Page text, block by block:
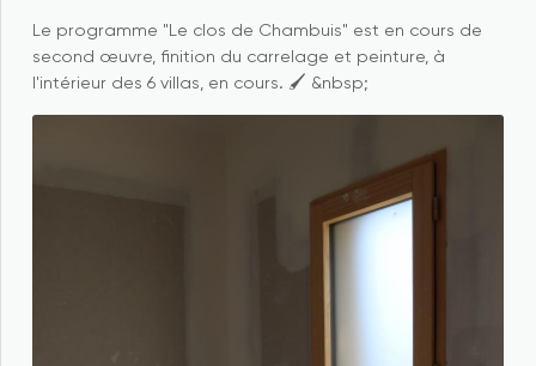
Le programme "Le clos de Chambuis" est en cours de
second œuvre, finition du carrelage et peinture, à
l'intérieur des 6 villas, en cours. 🖌 &nbsp;